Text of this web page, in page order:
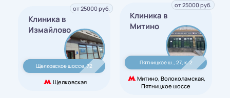
Клиника в
Измайлово
Щелковское шоссе, 72
Щелковская
от 25000 руб.
Клиника в
Митино
Пятницкое ш., 27, к. 2
Митино, Волоколамская,
Пятницкое шоссе
от 25000 руб.